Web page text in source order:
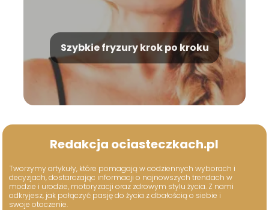
Szybkie fryzury krok po kroku
Redakcja ociasteczkach.pl
Tworzymy artykuły, które pomagają w codziennych wyborach i
decyzjach, dostarczając informacji o najnowszych trendach w
modzie i urodzie, motoryzacji oraz zdrowym stylu życia. Z nami
odkryjesz, jak połączyć pasję do życia z dbałością o siebie i
swoje otoczenie.